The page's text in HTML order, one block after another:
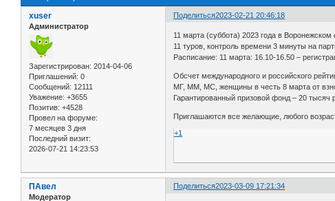
Поделиться2023-02-21 20:46:18
xuser
Администратор
Зарегистрирован: 2014-04-06
Приглашений: 0
Сообщений: 12111
Уважение: +3655
Позитив: +4528
Провел на форуме:
7 месяцев 3 дня
Последний визит:
2026-07-21 14:23:53
11 марта (суббота) 2023 года в
11 туров, контроль времени 3 минуты на
Расписание: 11 марта: 16.10-16.50 –
Обсчет международного и российского
МГ, ММ, МС, женщины в честь 8 марта от
Гарантированный призовой фонд – 20
Приглашаются все желающие, любого
+1
Поделиться2023-03-09 17:21:34
ПАвел
Модератор